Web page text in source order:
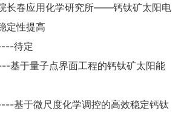
长春应用化学研究所——钙钛矿太阳电
定性提高
待定
基于量子点界面工程的钙钛矿太阳能
基于微尺度化学调控的高效稳定钙钛